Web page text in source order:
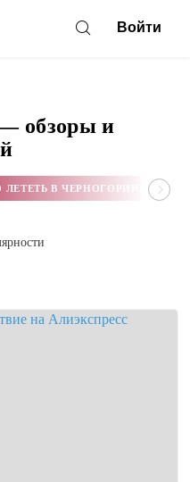
Войти
— обзоры и
КОГДА МОЖНО ЛЕТЕТЬ В ЧЕРНОГОРИЮ В 2020